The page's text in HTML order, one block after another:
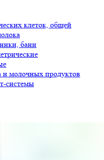
клеток, общей
бани
молочных продуктов
системы